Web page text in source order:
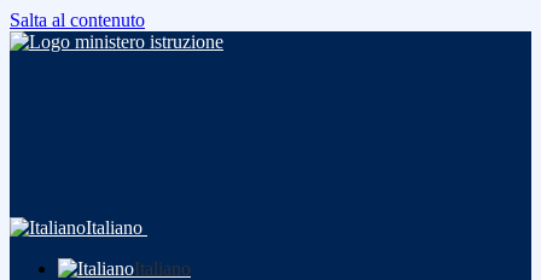
Salta al contenuto
Italiano
Italiano